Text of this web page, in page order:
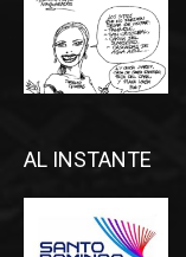
AL INSTANTE